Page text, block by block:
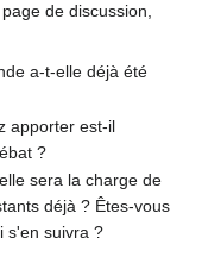
de discussion,
a-t-elle déjà été
apporter est-il
?
sera la charge de
déjà ? Êtes-vous
s'en suivra ?